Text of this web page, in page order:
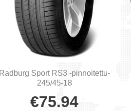
Radburg Sport RS3 -pinnoitettu-
245/45-18
€75.94